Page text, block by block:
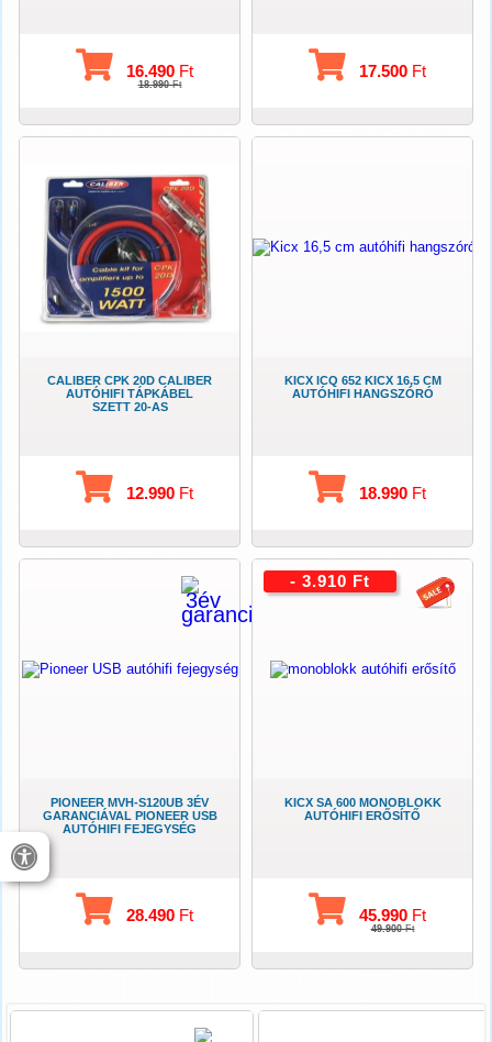
16.490 Ft
18.990Ft
17.500 Ft
CALIBER CPK 20D CALIBER
AUTÓHIFI TÁPKÁBEL
SZETT 20-AS
12.990 Ft
KICX ICQ 652 KICX 16,5 CM
AUTÓHIFI HANGSZÓRÓ
18.990 Ft
PIONEER MVH-S120UB 3ÉV
GARANCIÁVAL PIONEER USB
AUTÓHIFI FEJEGYSÉG
28.490 Ft
KICX SA 600 MONOBLOKK
AUTÓHIFI ERŐSÍTŐ
45.990 Ft
49.900Ft
- 3.910 Ft